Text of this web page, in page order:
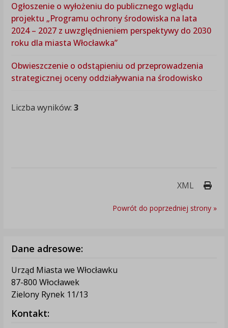
Ogłoszenie o wyłożeniu do publicznego wglądu
projektu „Programu ochrony środowiska na lata
2024 – 2027 z uwzględnieniem perspektywy do 2030
roku dla miasta Włocławka”
Obwieszczenie o odstąpieniu od przeprowadzenia
strategicznej oceny oddziaływania na środowisko
Liczba wyników: 3
XML
Powrót do poprzedniej strony »
Dane adresowe:
Urząd Miasta we Włocławku
87-800 Włocławek
Zielony Rynek 11/13
Kontakt: